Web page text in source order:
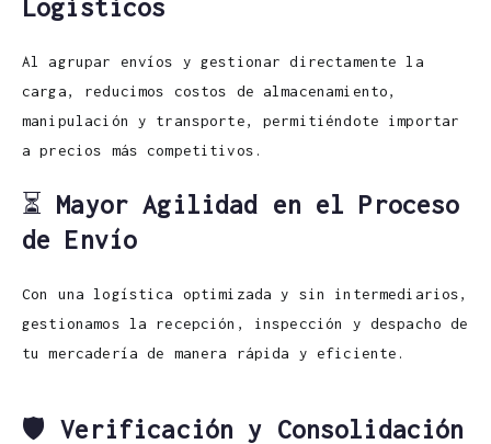
Logísticos
Al agrupar envíos y gestionar directamente la
carga, reducimos costos de almacenamiento,
manipulación y transporte, permitiéndote importar
a precios más competitivos.
⏳ Mayor Agilidad en el Proceso
de Envío
Con una logística optimizada y sin intermediarios,
gestionamos la recepción, inspección y despacho de
tu mercadería de manera rápida y eficiente.
🛡️Verificación y Consolidación